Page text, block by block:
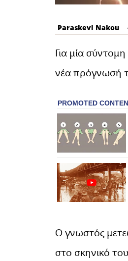
Paraskevi Nakou
Για μία
νέα πρόγνωσή
Ο γνωστός
στο σκηνικό